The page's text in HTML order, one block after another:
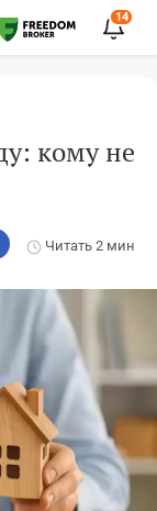
14
кому не
Читать 2 мин